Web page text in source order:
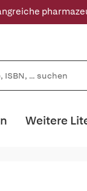
Weitere